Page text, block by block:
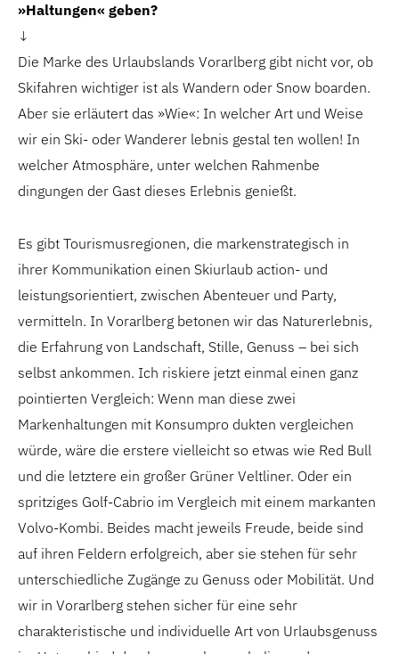
»Haltungen« geben?
↓
Die Marke des Urlaubslands Vorarlberg gibt nicht vor, ob
Skifahren wichtiger ist als Wandern oder Snow boarden.
Aber sie erläutert das »Wie«: In welcher Art und Weise
wir ein Ski- oder Wanderer lebnis gestal ten wollen! In
welcher Atmosphäre, unter welchen Rahmenbe
dingungen der Gast dieses Erlebnis genießt.
Es gibt Tourismusregionen, die markenstrategisch in
ihrer Kommunikation einen Skiurlaub action- und
leistungsorientiert, zwischen Abenteuer und Party,
vermitteln. In Vorarlberg betonen wir das Naturerlebnis,
die Erfahrung von Landschaft, Stille, Genuss – bei sich
selbst ankommen. Ich riskiere jetzt einmal einen ganz
pointierten Vergleich: Wenn man diese zwei
Markenhaltungen mit Konsumpro dukten vergleichen
würde, wäre die erstere vielleicht so etwas wie Red Bull
und die letztere ein großer Grüner Veltliner. Oder ein
spritziges Golf-Cabrio im Vergleich mit einem markanten
Volvo-Kombi. Beides macht jeweils Freude, beide sind
auf ihren Feldern erfolgreich, aber sie stehen für sehr
unterschiedliche Zugänge zu Genuss oder Mobilität. Und
wir in Vorarlberg stehen sicher für eine sehr
charakteristische und individuelle Art von Urlaubsgenuss